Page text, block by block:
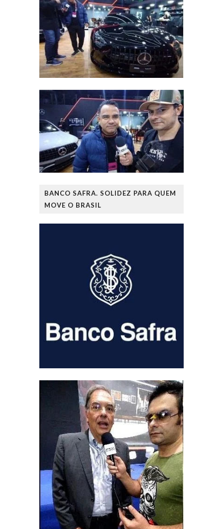
BANCO SAFRA. SOLIDEZ PARA QUEM
MOVE O BRASIL